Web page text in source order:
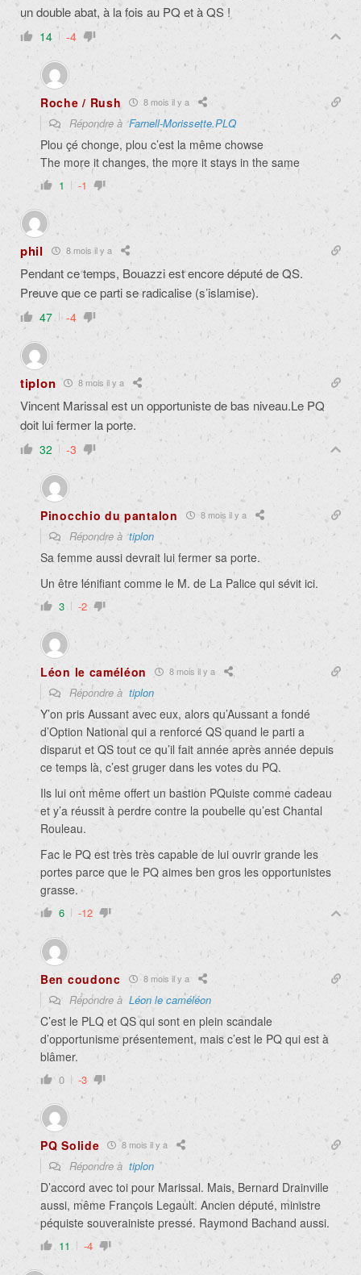
un double abat, à la fois au PQ et à QS !
14 -4
Roche / Rush 8 mois il y a
Répondre àFarnell-Morissette.PLQ
Plou çé chonge, plou c’est la même chowse
The more it changes, the more it stays in the same
1 -1
phil 8 mois il y a
Pendant ce temps, Bouazzi est encore député de QS.
Preuve que ce parti se radicalise (s’islamise).
47 -4
tiplon 8 mois il y a
Vincent Marissal est un opportuniste de bas niveau.Le PQ
doit lui fermer la porte.
32 -3
Pinocchio du pantalon 8 mois il y a
Répondre àtiplon
Sa femme aussi devrait lui fermer sa porte.
Un être lénifiant comme le M. de La Palice qui sévit ici.
3 -2
Léon le caméléon 8 mois il y a
Répondre à tiplon
Y’on pris Aussant avec eux, alors qu’Aussant a fondé
d’Option National qui a renforcé QS quand le parti a
disparut et QS tout ce qu’il fait année après année depuis
ce temps là, c’est gruger dans les votes du PQ.
Ils lui ont même offert un bastion PQuiste comme cadeau
et y’a réussit à perdre contre la poubelle qu’est Chantal
Rouleau.
Fac le PQ est très très capable de lui ouvrir grande les
portes parce que le PQ aimes ben gros les opportunistes
grasse.
6 -12
Ben coudonc 8 mois il y a
Répondre à Léon le caméléon
C’est le PLQ et QS qui sont en plein scandale
d’opportunisme présentement, mais c’est le PQ qui est à
blâmer.
0 -3
PQ Solide 8 mois il y a
Répondre à tiplon
D’accord avec toi pour Marissal. Mais, Bernard Drainville
aussi, même François Legault. Ancien député, ministre
péquiste souverainiste pressé. Raymond Bachand aussi.
11 -4